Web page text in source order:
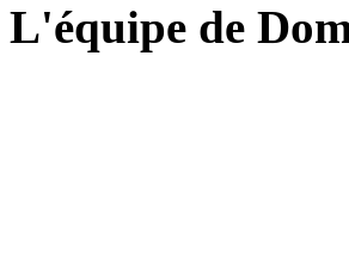
L'équipe de